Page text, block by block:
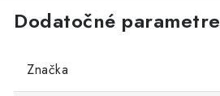
Dodatočné parametre
Značka